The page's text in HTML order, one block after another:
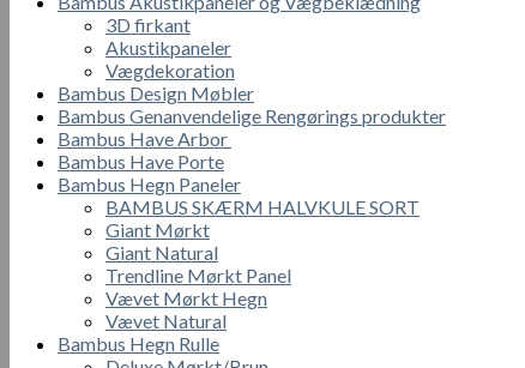
3D firkant
Akustikpaneler
Vægdekoration
Bambus Design Møbler
Bambus Genanvendelige Rengørings produkter
Bambus Have Arbor
Bambus Have Porte
Bambus Hegn Paneler
BAMBUS SKÆRM HALVKULE SORT
Giant Mørkt
Giant Natural
Trendline Mørkt Panel
Vævet Mørkt Hegn
Vævet Natural
Bambus Hegn Rulle